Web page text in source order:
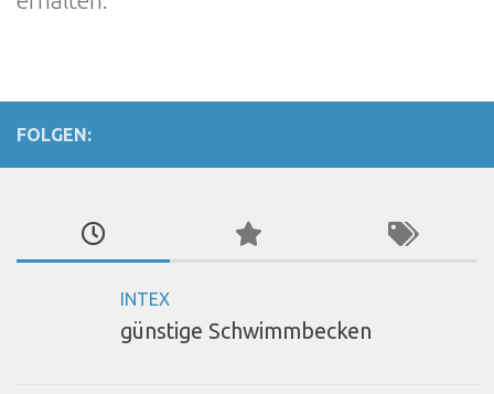
FOLGEN:
INTEX
günstige Schwimmbecken